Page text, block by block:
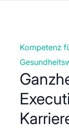
Kompetenz